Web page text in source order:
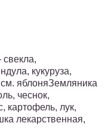
кукуруза,
яблоняЗемляника
чеснок,
картофель, лук,
лекарственная,